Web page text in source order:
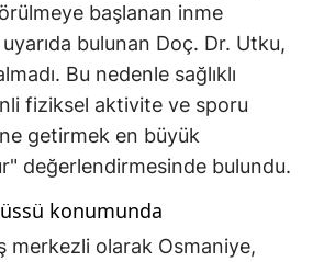
başlanan inme
uyarıda bulunan Doç. Dr. Utku,
Bu nedenle sağlıklı
fiziksel aktivite ve sporu
getirmek en büyük
değerlendirmesinde bulundu.
konumunda
merkezli olarak Osmaniye,